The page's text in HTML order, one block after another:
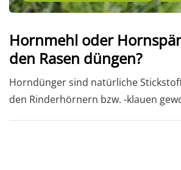
Hornmehl oder
den Rasen düngen?
Horndünger sind natürliche
den Rinderhörnern bzw. -klauen